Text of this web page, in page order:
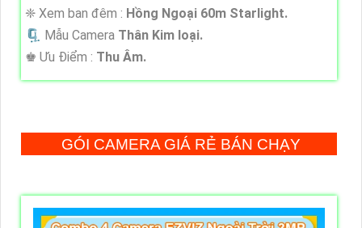
❈ Xem ban đêm : Hồng Ngoại 60m Starlight.
🗜️ Mẫu Camera Thân Kim loại.
️♚ Ưu Điểm : Thu Âm.
GÓI CAMERA GIÁ RẺ BÁN CHẠY